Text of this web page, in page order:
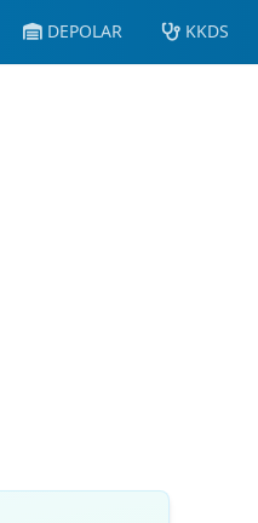
DEPOLAR KKDS